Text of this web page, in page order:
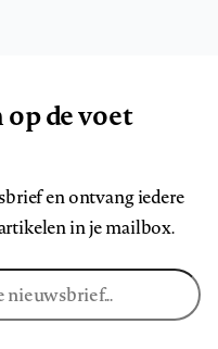
de voet
en ontvang iedere
in je mailbox.